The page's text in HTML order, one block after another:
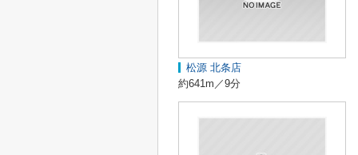
松源 北条店
約641m／9分